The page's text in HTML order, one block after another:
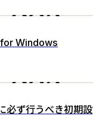
Windows
必ず行うべき初期設